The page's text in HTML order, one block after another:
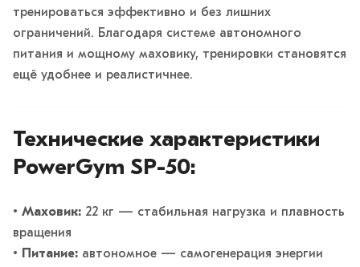
тренироваться эффективно и без лишних
ограничений. Благодаря системе автономного
питания и мощному маховику, тренировки становятся
ещё удобнее и реалистичнее.
Технические характеристики
PowerGym SP-50:
• Маховик: 22 кг — стабильная нагрузка и плавность
вращения
• Питание: автономное — самогенерация энергии